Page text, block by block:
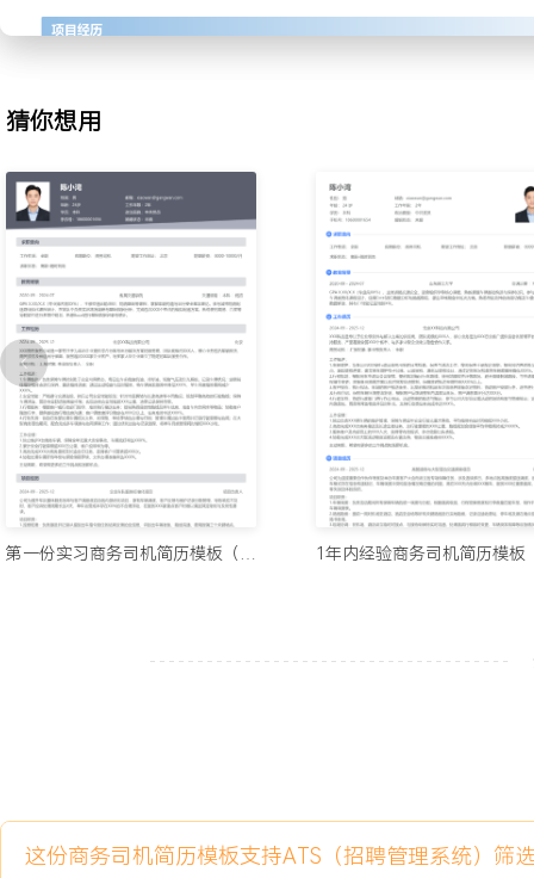
平稳的主备选路线；熟悉本市及周边主要交通枢纽、商务区及酒店
优惠及合作洗车点价格，选择性价比高的服务商；通过平稳驾驶降
5.客户服务：根据接送客户的身份及行程目的，准备适宜的饮用水、
主动协助摆放行李，开关车门；在遵守交规和保证安全前提下，简
公司业务，保持友好但不过度打扰的沟通，长期客户服务满意度评
6.行程协调：作为客户与公司后勤部门的沟通桥梁，及时反馈行程变
途中突发状况；协助行政人员准备接待物料并提前放置车内；在多
调度员紧密配合，高效衔接不同地点任务，保障全天任务无缝对接
确率达到XXX%。
工作业绩：
1.安全驾驶超过XXX万公里，连续XXX个月无任何主责交通事故及严
2.独立负责X台商务车的全周期维护，车辆完好率达XXX%，年均维
XXX%。
3.高效完成超过XXX次商务接送任务，客户综合满意度达XXX%，收
6.协助车队主管优化X项车辆检查与行程报备流程，将车队日均出车
2024-09 -2025-12 重要商务接待与保障项目
猜你想用
这份商务司机简历模板支持ATS（招聘管理系统）筛